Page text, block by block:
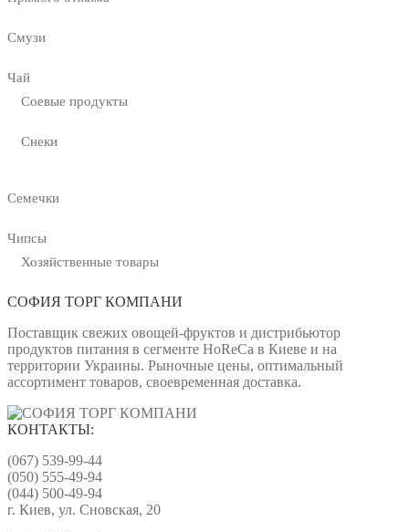
Смузи
Чай
Соевые продукты
Снеки
Семечки
Чипсы
Хозяйственные товары
СОФИЯ ТОРГ КОМПАНИ
Поставщик свежих овощей-фруктов и дистрибьютор
продуктов питания в сегменте HoReCa в Киеве и на
территории Украины. Рыночные цены, оптимальный
ассортимент товаров, своевременная доставка.
КОНТАКТЫ:
(067) 539-99-44
(050) 555-49-94
(044) 500-49-94
г. Киев, ул. Сновская, 20